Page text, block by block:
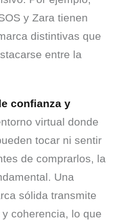
y Zara tienen
distintivas que
entre la
confianza y
virtual donde
tocar ni sentir
de comprarlos, la
Una
sólida transmite
coherencia, lo que